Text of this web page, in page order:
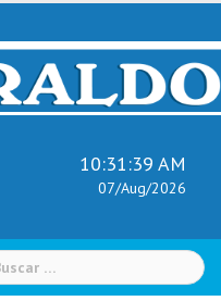
10:31:40 AM
07/Aug/2026